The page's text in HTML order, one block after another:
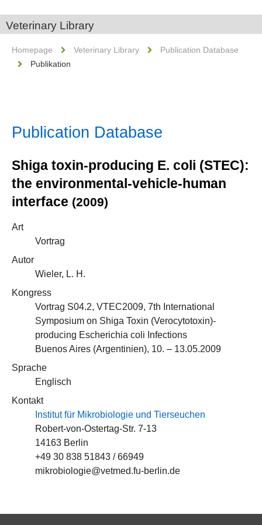
Veterinary Library
Homepage Veterinary Library
Publication Database
Publikation
Publication Database
Shiga toxin-producing E. coli (STEC):
the environmental-vehicle-human
interface (2009)
Art
Vortrag
Autor
Wieler, L. H.
Kongress
Vortrag S04.2, VTEC2009, 7th International
Symposium on Shiga Toxin (Verocytotoxin)-
producing Escherichia coli Infections
Buenos Aires (Argentinien), 10. – 13.05.2009
Sprache
Englisch
Kontakt
Institut für Mikrobiologie und Tierseuchen
Robert-von-Ostertag-Str. 7-13
14163 Berlin
+49 30 838 51843 / 66949
mikrobiologie@vetmed.fu-berlin.de